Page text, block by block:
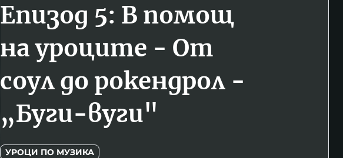
Епизод 5: В помощ
на уроците - От
соул до рокендрол -
„Буги-вуги"
УРОЦИ ПО МУЗИКА